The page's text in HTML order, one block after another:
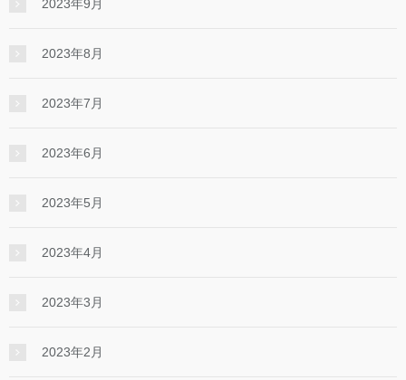
2023年9月
2023年8月
2023年7月
2023年6月
2023年5月
2023年4月
2023年3月
2023年2月